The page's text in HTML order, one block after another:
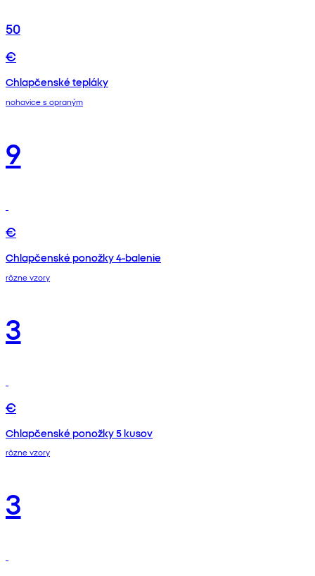
50
€
Chlapčenské tepláky
nohavice s opraným
9
€
Chlapčenské ponožky 4-balenie
rôzne vzory
3
€
Chlapčenské ponožky 5 kusov
rôzne vzory
3